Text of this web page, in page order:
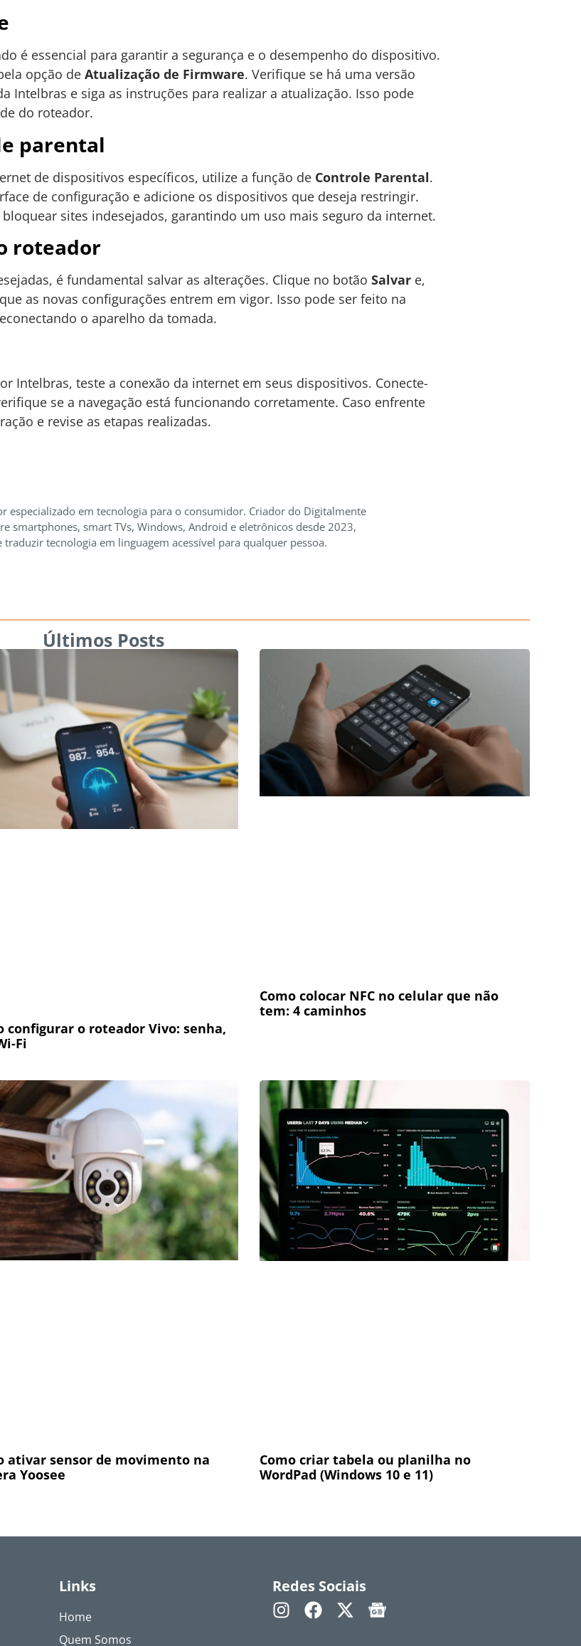
é essencial para garantir a segurança e o desempenho do dispositivo.
opção de Atualização de Firmware. Verifique se há uma versão
Intelbras e siga as instruções para realizar a atualização. Isso pode
do roteador.
parental
de dispositivos específicos, utilize a função de Controle Parental.
de configuração e adicione os dispositivos que deseja restringir.
sites indesejados, garantindo um uso mais seguro da internet.
roteador
é fundamental salvar as alterações. Clique no botão Salvar e,
as novas configurações entrem em vigor. Isso pode ser feito na
o aparelho da tomada.
Intelbras, teste a conexão da internet em seus dispositivos. Conecte-
se a navegação está funcionando corretamente. Caso enfrente
e revise as etapas realizadas.
especializado em tecnologia para o consumidor. Criador do Digitalmente
smartphones, smart TVs, Windows, Android e eletrônicos desde 2023,
tecnologia em linguagem acessível para qualquer pessoa.
Últimos Posts
configurar o roteador Vivo: senha,
Fi
Como colocar NFC no celular que não
tem: 4 caminhos
ativar sensor de movimento na
Yoosee
Como criar tabela ou planilha no
WordPad (Windows 10 e 11)
Links
Home
Quem Somos
Redes Sociais